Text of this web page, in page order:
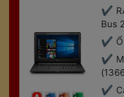
Bus